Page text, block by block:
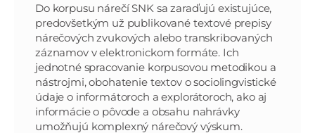
Do korpusu nárečí SNK sa zaraďujú existujúce,
predovšetkým už publikované textové prepisy
nárečových zvukových alebo transkribovaných
záznamov v elektronickom formáte. Ich
jednotné spracovanie korpusovou metodikou a
nástrojmi, obohatenie textov o sociolingvistické
údaje o informátoroch a explorátoroch, ako aj
informácie o pôvode a obsahu nahrávky
umožňujú komplexný nárečový výskum.